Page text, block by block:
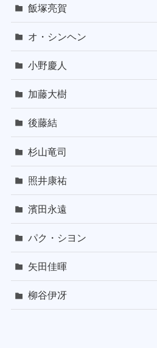
飯塚亮賀
オ・シンヘン
小野慶人
加藤大樹
後藤結
杉山竜司
照井康祐
濱田永遠
パク・シヨン
矢田佳暉
柳谷伊冴